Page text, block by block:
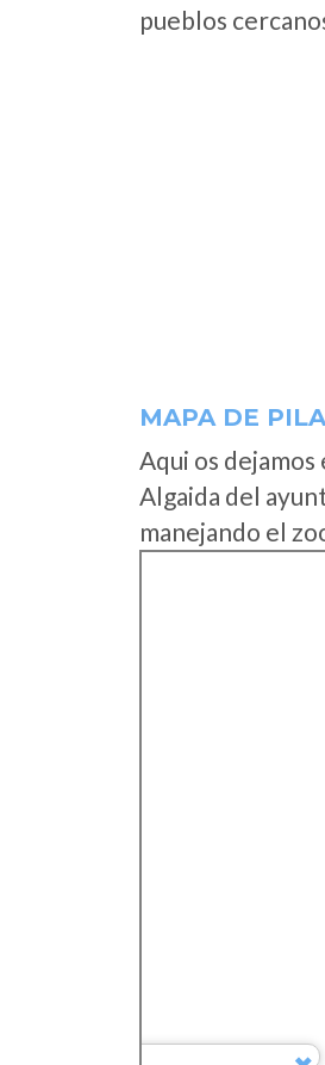
pueblos
MAPA DE
Aqui os
Algaida del
manejando el